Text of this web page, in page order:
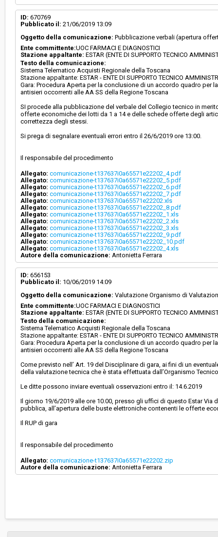
ID: 670769
Pubblicato il: 21/06/2019 13:09
Oggetto della comunicazione: Pubblicazione verbali (apertura
Ente committente:UOC FARMACI E DIAGNOSTICI
Stazione appaltante: ESTAR (ENTE DI SUPPORTO TECNICO
Testo della comunicazione:
Sistema Telematico Acquisti Regionale della Toscana
Stazione appaltante: ESTAR - ENTE DI SUPPORTO TECNICO
Gara: Procedura Aperta per la conclusione di un accordo quadro per
antisieri occorrenti alle AA SS della Regione Toscana
SI procede alla pubblicazione del verbale del Collegio tecnico in
offerte economiche dei lotti da 1 a 14 e delle schede offerte degli
correttezza degli stessi.
Si prega di segnalare eventuali errori entro il 26/6/2019 ore 13:00.
Il responsabile del procedimento
Allegato: comunicazione-t137637i0a65571e22202_4.pdf
Allegato: comunicazione-t137637i0a65571e22202_5.pdf
Allegato: comunicazione-t137637i0a65571e22202_6.pdf
Allegato: comunicazione-t137637i0a65571e22202_7.pdf
Allegato: comunicazione-t137637i0a65571e22202.xls
Allegato: comunicazione-t137637i0a65571e22202_8.pdf
Allegato: comunicazione-t137637i0a65571e22202_1.xls
Allegato: comunicazione-t137637i0a65571e22202_2.xls
Allegato: comunicazione-t137637i0a65571e22202_3.xls
Allegato: comunicazione-t137637i0a65571e22202_9.pdf
Allegato: comunicazione-t137637i0a65571e22202_10.pdf
Allegato: comunicazione-t137637i0a65571e22202_4.xls
Autore della comunicazione: Antonietta Ferrara
ID: 656153
Pubblicato il: 10/06/2019 14:09
Oggetto della comunicazione: Valutazione Organismo di
Ente committente:UOC FARMACI E DIAGNOSTICI
Stazione appaltante: ESTAR (ENTE DI SUPPORTO TECNICO
Testo della comunicazione:
Sistema Telematico Acquisti Regionale della Toscana
Stazione appaltante: ESTAR - ENTE DI SUPPORTO TECNICO
Gara: Procedura Aperta per la conclusione di un accordo quadro per
antisieri occorrenti alle AA SS della Regione Toscana
Come previsto nell’ Art. 19 del Disciplinare di gara, ai fini di un
della valutazione tecnica che è stata effettuata dall’Organismo
Le ditte possono inviare eventuali osservazioni entro il: 14.6.2019
Il giorno 19/6/2019 alle ore 10.00, presso gli uffici di questo Estar Via
pubblica, all’apertura delle buste elettroniche contenenti le offerte
Il RUP di gara
Il responsabile del procedimento
Allegato: comunicazione-t137637i0a65571e22202.zip
Autore della comunicazione: Antonietta Ferrara